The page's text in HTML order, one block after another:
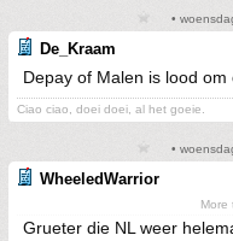
•
De_Kraam
Depay of Malen is lood om
Ciao ciao, doei doei, al het goeie.
•
WheeledWarrior
More
Grueter die NL weer